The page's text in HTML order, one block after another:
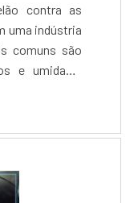
contra as
uma indústria
comuns são
e umidade.
de se aplicar
da seguinte